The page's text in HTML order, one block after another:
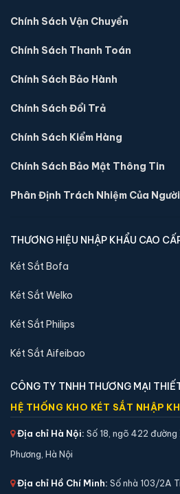
Két sắt mini Bofa ZB-30DJ vân
30 x 36.5 x 30 cm
🔒 Khoá:Khóa vân tay
Xem chi tiết →
Két sắt Bofa BGX-5D1-60S1
Chính Sách Vận Chuyển
Chính Sách Thanh Toán
Chính Sách Bảo Hành
Chính Sách Đổi Trả
Chính Sách Kiểm Hàng
Chính Sách Bảo Mật Thông Tin
Phân Định Trách Nhiệm Của
THƯƠNG HIỆU NHẬP KHẨU CAO
Két Sắt Bofa
Két Sắt Welko
Két Sắt Philips
Két Sắt Aifeibao
CÔNG TY TNHH THƯƠNG MẠI
HỆ THỐNG KHO KÉT SẮT NHẬP
Địa chỉ Hà Nội: Số 18, ngõ 422 đường
Phương, Hà Nội
Địa chỉ Hồ Chí Minh: Số nhà 103/2A